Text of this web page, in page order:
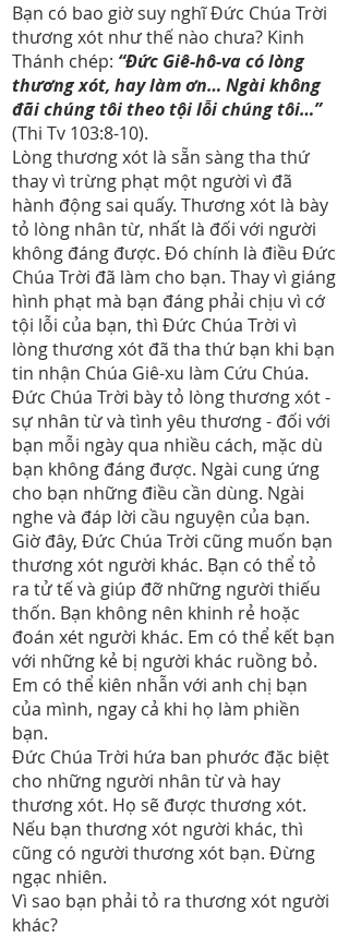
Bạn có bao giờ suy nghĩ Đức Chúa Trời
thương xót như thế nào chưa? Kinh
Thánh chép: “Đức Giê-hô-va có lòng
thương xót, hay làm ơn… Ngài không
đãi chúng tôi theo tội lỗi chúng tôi…”
(Thi Tv 103:8-10).
Lòng thương xót là sẵn sàng tha thứ
thay vì trừng phạt một người vì đã
hành động sai quấy. Thương xót là bày
tỏ lòng nhân từ, nhất là đối với người
không đáng được. Đó chính là điều Đức
Chúa Trời đã làm cho bạn. Thay vì giáng
hình phạt mà bạn đáng phải chịu vì cớ
tội lỗi của bạn, thì Đức Chúa Trời vì
lòng thương xót đã tha thứ bạn khi bạn
tin nhận Chúa Giê-xu làm Cứu Chúa.
Đức Chúa Trời bày tỏ lòng thương xót -
sự nhân từ và tình yêu thương - đối với
bạn mỗi ngày qua nhiều cách, mặc dù
bạn không đáng được. Ngài cung ứng
cho bạn những điều cần dùng. Ngài
nghe và đáp lời cầu nguyện của bạn.
Giờ đây, Đức Chúa Trời cũng muốn bạn
thương xót người khác. Bạn có thể tỏ
ra tử tế và giúp đỡ những người thiếu
thốn. Bạn không nên khinh rẻ hoặc
đoán xét người khác. Em có thể kết bạn
với những kẻ bị người khác ruồng bỏ.
Em có thể kiên nhẫn với anh chị bạn
của mình, ngay cả khi họ làm phiền
bạn.
Đức Chúa Trời hứa ban phước đặc biệt
cho những người nhân từ và hay
thương xót. Họ sẽ được thương xót.
Nếu bạn thương xót người khác, thì
cũng có người thương xót bạn. Đừng
ngạc nhiên.
Vì sao bạn phải tỏ ra thương xót người
khác?